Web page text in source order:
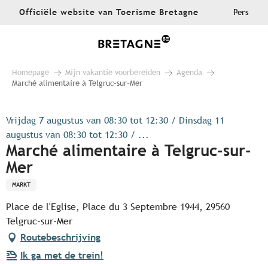
AllerOfficiële website van Toerisme Bretagne Pers
Homepage Mijn vakantie voorbereiden
Agenda
Marché alimentaire à Telgruc-sur-Mer
Vrijdag 7 augustus van 08:30 tot 12:30 / Dinsdag 11
augustus van 08:30 tot 12:30 / ...
Marché alimentaire à Telgruc-sur-
Mer
MARKT
Place de l'Eglise, Place du 3 Septembre 1944, 29560
Telgruc-sur-Mer
Routebeschrijving
Ik ga met de trein!